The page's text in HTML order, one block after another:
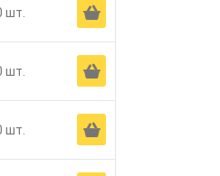
шт. Ä
шт. Ä
шт. Ä